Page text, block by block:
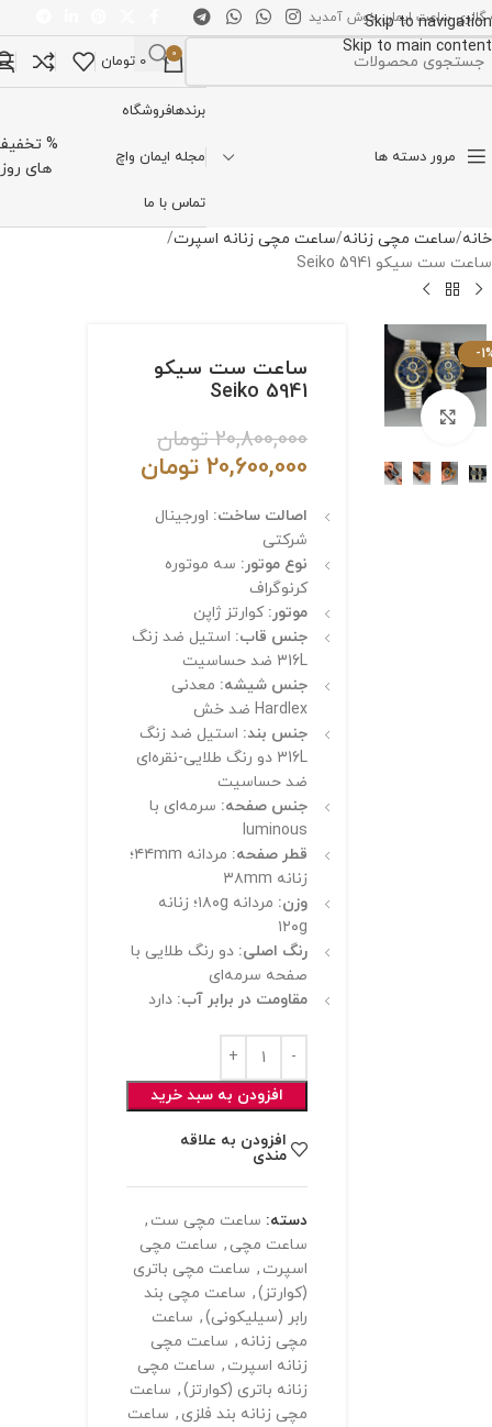
Skip to navigation
Skip to main content
گالری ساعت ایمان خوش آمدید
0
0 تومان
مرور دسته ها
برندهافروشگاه
مجله ایمان واچ
تماس با ما
%
های روز
خانه ساعت مچی زنانه ساعت مچی زنانه اسپرت
ساعت ست سیکو Seiko 5941
-
برای بزرگنمایی کلیک کنید
ساعت ست سیکو
Seiko 5941
20,800,000 تومان
20,600,000 تومان
اصالت ساخت: اورجینال
شرکتی
نوع موتور: سه موتوره
کرنوگراف
موتور: کوارتز ژاپن
جنس قاب: استیل ضد زنگ
316L ضد حساسیت
جنس شیشه: معدنی
Hardlex ضد خش
جنس بند: استیل ضد زنگ
316L دو رنگ طلایی-نقره‌ای
ضد حساسیت
جنس صفحه: سرمه‌ای با
luminous
قطر صفحه:
مردانه ۴۴mm؛
زنانه ۳۸mm
وزن:
مردانه ۱۸۰g؛ زنانه
۱۲۰g
رنگ اصلی: دو رنگ طلایی با
صفحه سرمه‌ای
مقاومت در برابر آب: دارد
افزودن به سبد خرید
افزودن به علاقه
مندی
دسته: ساعت مچی ست ,
ساعت مچی , ساعت مچی
اسپرت , ساعت مچی باتری
(کوارتز), ساعت مچی بند
رابر (سیلیکونی), ساعت
مچی زنانه , ساعت مچی
زنانه اسپرت , ساعت مچی
زنانه باتری (کوارتز), ساعت
مچی زنانه بند فلزی , ساعت